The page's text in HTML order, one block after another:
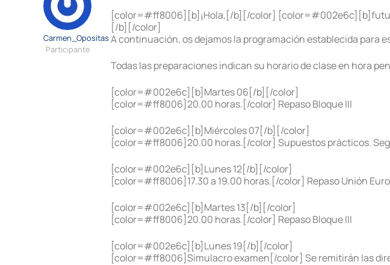
Carmen_Opositas
Participante
[color=#ff8006][b]¡Hola,[/b][/color]
[/b][/color]
A continuación, os dejamos la programación establecida
Todas las preparaciones indican su horario de clase en hora
[color=#002e6c][b]Martes 06[/b][/color]
[color=#ff8006]20.00 horas.[/color] Repaso Bloque III
[color=#002e6c][b]Miércoles 07[/b][/color]
[color=#ff8006]20.00 horas.[/color] Supuestos prácticos.
[color=#002e6c][b]Lunes 12[/b][/color]
[color=#ff8006]17.30 a 19.00 horas.[/color] Repaso Unión
[color=#002e6c][b]Martes 13[/b][/color]
[color=#ff8006]20.00 horas.[/color] Repaso Bloque III
[color=#002e6c][b]Lunes 19[/b][/color]
[color=#ff8006]Simulacro examen[/color] Se remitirán las